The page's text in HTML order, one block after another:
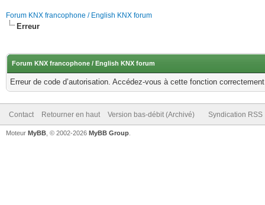
Forum KNX francophone / English KNX forum
Erreur
Forum KNX francophone / English KNX forum
Erreur de code d’autorisation. Accédez-vous à cette fonction
Contact Retourner en haut Version bas-débit (Archivé) Syndication RSS
Moteur MyBB , © 2002-2026 MyBB Group